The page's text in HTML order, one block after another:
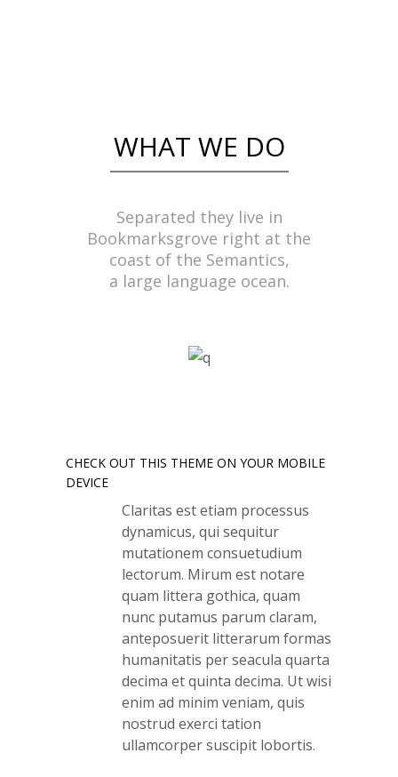
WHAT WE DO
Separated they live in
Bookmarksgrove right at the
coast of the Semantics,
a large language ocean.
CHECK OUT THIS THEME ON YOUR MOBILE
DEVICE
Claritas est etiam processus
dynamicus, qui sequitur
mutationem consuetudium
lectorum. Mirum est notare
quam littera gothica, quam
nunc putamus parum claram,
anteposuerit litterarum formas
humanitatis per seacula quarta
decima et quinta decima. Ut wisi
enim ad minim veniam, quis
nostrud exerci tation
ullamcorper suscipit lobortis.